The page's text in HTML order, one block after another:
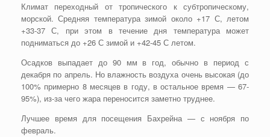
Климат переходный от тропического к субтропическому,
морской. Средняя температура зимой около +17 С, летом
+33-37 С, при этом в течение дня температура может
подниматься до +26 С зимой и +42-45 С летом.
Осадков выпадает до 90 мм в год, обычно в период с
декабря по апрель. Но влажность воздуха очень высокая (до
100% примерно 8 месяцев в году, в остальное время — 67-
95%), из-за чего жара переносится заметно труднее.
Лучшее время для посещения Бахрейна — с ноября по
февраль.